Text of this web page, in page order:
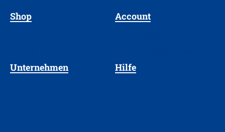
Shop Account
Unternehmen Hilfe